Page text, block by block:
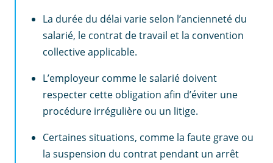
La durée du délai varie selon l’ancienneté du
salarié, le contrat de travail et la convention
collective applicable.
L’employeur comme le salarié doivent
respecter cette obligation afin d’éviter une
procédure irrégulière ou un litige.
Certaines situations, comme la faute grave ou
la suspension du contrat pendant un arrêt